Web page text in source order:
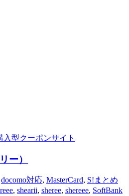
入型クーポンサイト
ー）
docomo対応, MasterCard, S!まとめ
, shearii, sheree, shereee, SoftBank